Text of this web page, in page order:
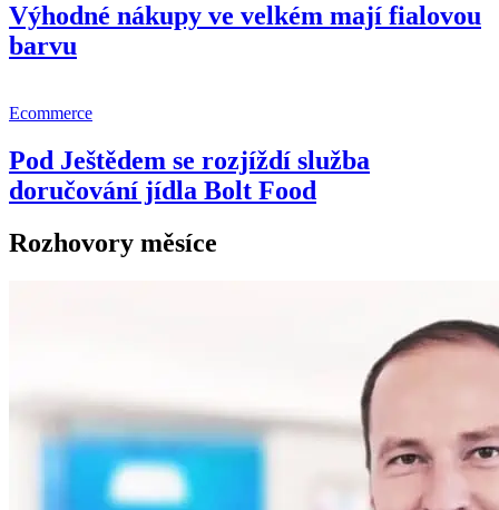
Výhodné nákupy ve velkém mají fialovou
barvu
Ecommerce
Pod Ještědem se rozjíždí služba
doručování jídla Bolt Food
Rozhovory měsíce